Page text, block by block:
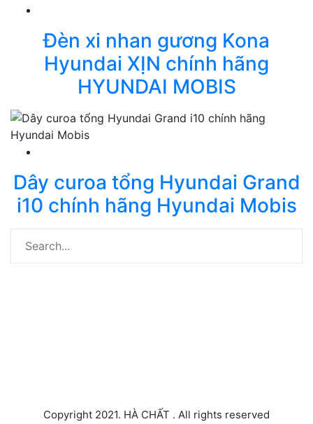
Đèn xi nhan gương Kona
Hyundai XỊN chính hãng
HYUNDAI MOBIS
Dây curoa tổng Hyundai Grand
i10 chính hãng Hyundai Mobis
Copyright 2021. HÀ CHẤT . All rights reserved